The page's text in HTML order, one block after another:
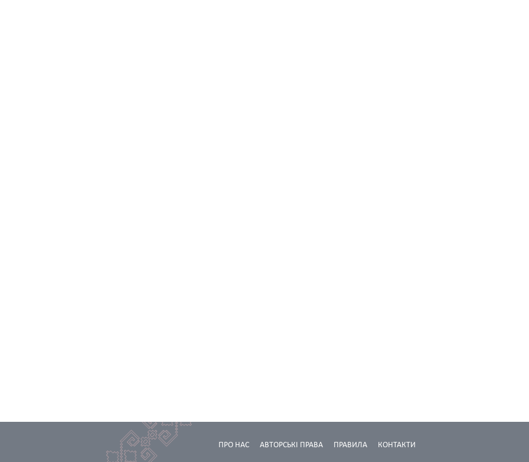
КОНТАКТИ
ПРАВИЛА
АВТОРСЬКІ ПРАВА
ПРО НАС